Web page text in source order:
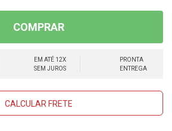
COMPRAR
EM ATÉ 12X
SEM JUROS
PRONTA
ENTREGA
CALCULAR FRETE